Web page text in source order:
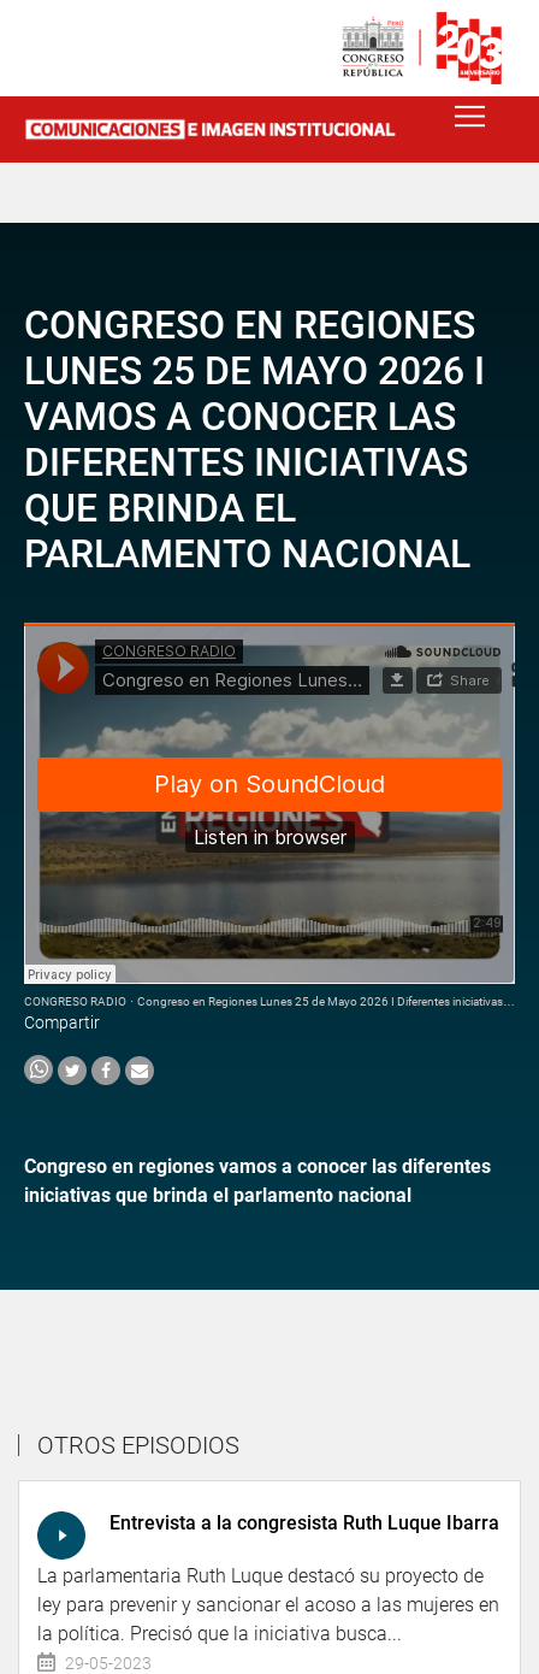
CONGRESO EN REGIONES
LUNES 25 DE MAYO 2026 I
VAMOS A CONOCER LAS
DIFERENTES INICIATIVAS
QUE BRINDA EL
PARLAMENTO NACIONAL
CONGRESO RADIO · Congreso en Regiones Lunes 25 de Mayo 2026 I Diferentes iniciativas que brinda parlamento nacional
Compartir
Congreso en regiones vamos a conocer las diferentes
iniciativas que brinda el parlamento nacional
OTROS EPISODIOS
Entrevista a la congresista Ruth Luque Ibarra
La parlamentaria Ruth Luque destacó su proyecto de
ley para prevenir y sancionar el acoso a las mujeres en
la política. Precisó que la iniciativa busca...
29-05-2023